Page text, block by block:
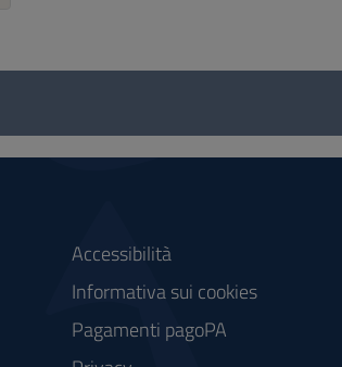
Accessibilità
Informativa sui cookies
Pagamenti pagoPA